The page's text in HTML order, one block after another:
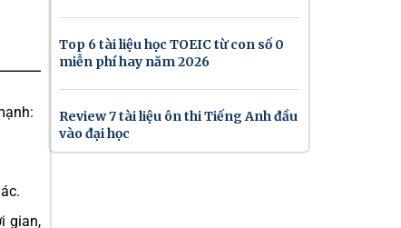
gian,
Top 6 tài liệu học TOEIC từ con số 0
miễn phí hay năm 2026
Review 7 tài liệu ôn thi Tiếng Anh đầu
vào đại học